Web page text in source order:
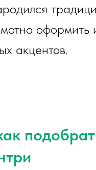
оформить
акцентов.